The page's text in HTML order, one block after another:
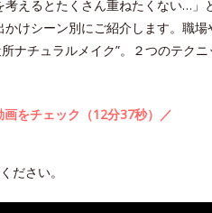
えるとたくさん重ねたくない…」
かけシーン別にご紹介します。職
ナチュラルメイク”。２つのテク
画をチェック（12分37秒）／
ださい。